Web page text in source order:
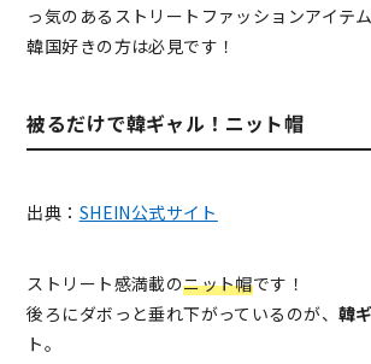
っ気のあるストリートファッションアイテ
韓国好きの方は必見です！
被るだけで韓ギャル！ニット帽
出典： SHEIN公式サイト
ストリート感満載のニット帽です！
後ろにダボっと垂れ下がっているのが、 韓
ト。